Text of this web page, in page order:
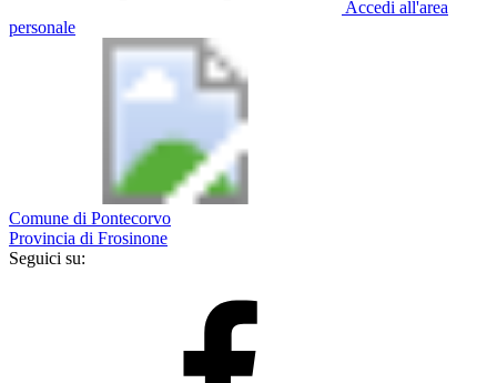
Accedi all'area
personale
Comune di Pontecorvo
Provincia di Frosinone
Seguici su: